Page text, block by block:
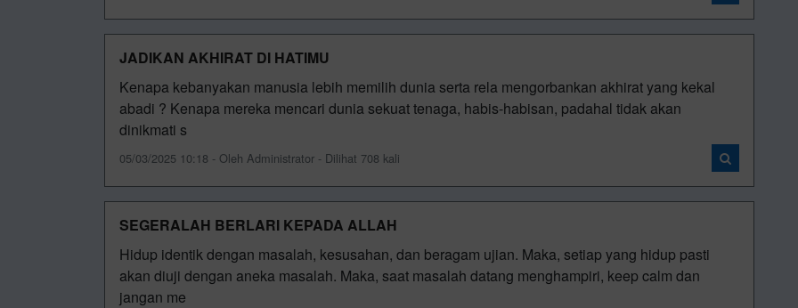
JADIKAN AKHIRAT DI HATIMU
Kenapa kebanyakan manusia lebih memilih dunia serta rela mengorbankan akhirat yang kekal
abadi ? Kenapa mereka mencari dunia sekuat tenaga, habis-habisan, padahal tidak akan
dinikmati s
05/03/2025 10:18 - Oleh Administrator - Dilihat 708 kali
SEGERALAH BERLARI KEPADA ALLAH
Hidup identik dengan masalah, kesusahan, dan beragam ujian. Maka, setiap yang hidup pasti
akan diuji dengan aneka masalah. Maka, saat masalah datang menghampiri, keep calm dan
jangan me